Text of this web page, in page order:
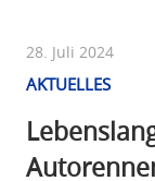
28. Juli 2024
AKTUELLES